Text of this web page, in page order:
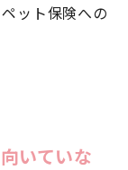
ット保険への
いていな